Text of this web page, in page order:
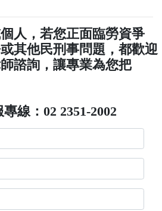
個人，若您正面臨勞資爭
其他民刑事問題，都歡迎
諮詢，讓專業為您把
線：02 2351-2002